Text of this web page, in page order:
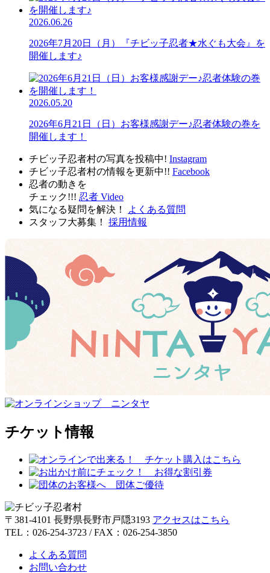
2026.06.26
2026年7月20日（月）『チビッ子忍者★水ぐも大会』を
開催します♪
2026.05.20
2026年6月21日（日）お客様感謝デー♪忍者体験の巻を
開催します！
チビッ子忍者村の写真を投稿中! Instagram
チビッ子忍者村の情報を更新中!! Facebook
忍者の動きを
チェック!!! 忍者 Video
気になる疑問を解決！
よくある質問
スタッフ大募集！ 採用情報
チケット情報
〒381-4101 長野県長野市戸隠3193 アクセスはこちら
TEL：026-254-3723 / FAX：026-254-3850
よくある質問
お問い合わせ